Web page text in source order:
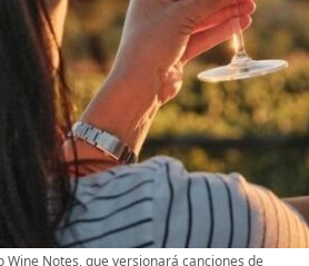
Notes, que versionará canciones de